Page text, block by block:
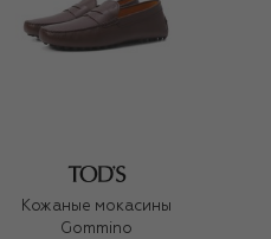
Кожаные мокасины
Gommino